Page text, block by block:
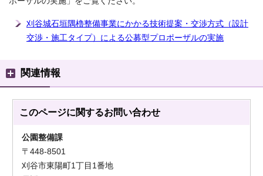
刈谷城石垣隅櫓整備事業にかかる技術提案・交渉方式（設計
交渉・施工タイプ）による公募型プロポーザルの実施
関連情報
このページに関するお問い合わせ
公園整備課
〒448-8501
刈谷市東陽町1丁目1番地